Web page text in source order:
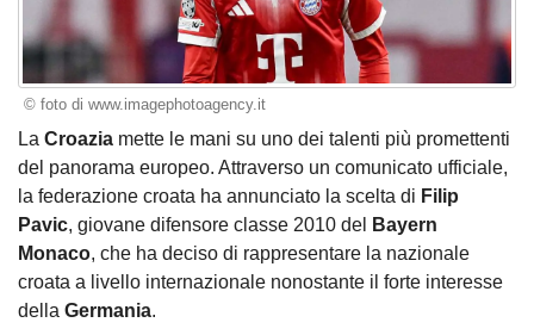
© foto di www.imagephotoagency.it
La Croazia mette le mani su uno dei talenti più promettenti
del panorama europeo. Attraverso un comunicato ufficiale,
la federazione croata ha annunciato la scelta di Filip
Pavic, giovane difensore classe 2010 del
Bayern
Monaco, che ha deciso di rappresentare la nazionale
croata a livello internazionale nonostante il forte interesse
della Germania.